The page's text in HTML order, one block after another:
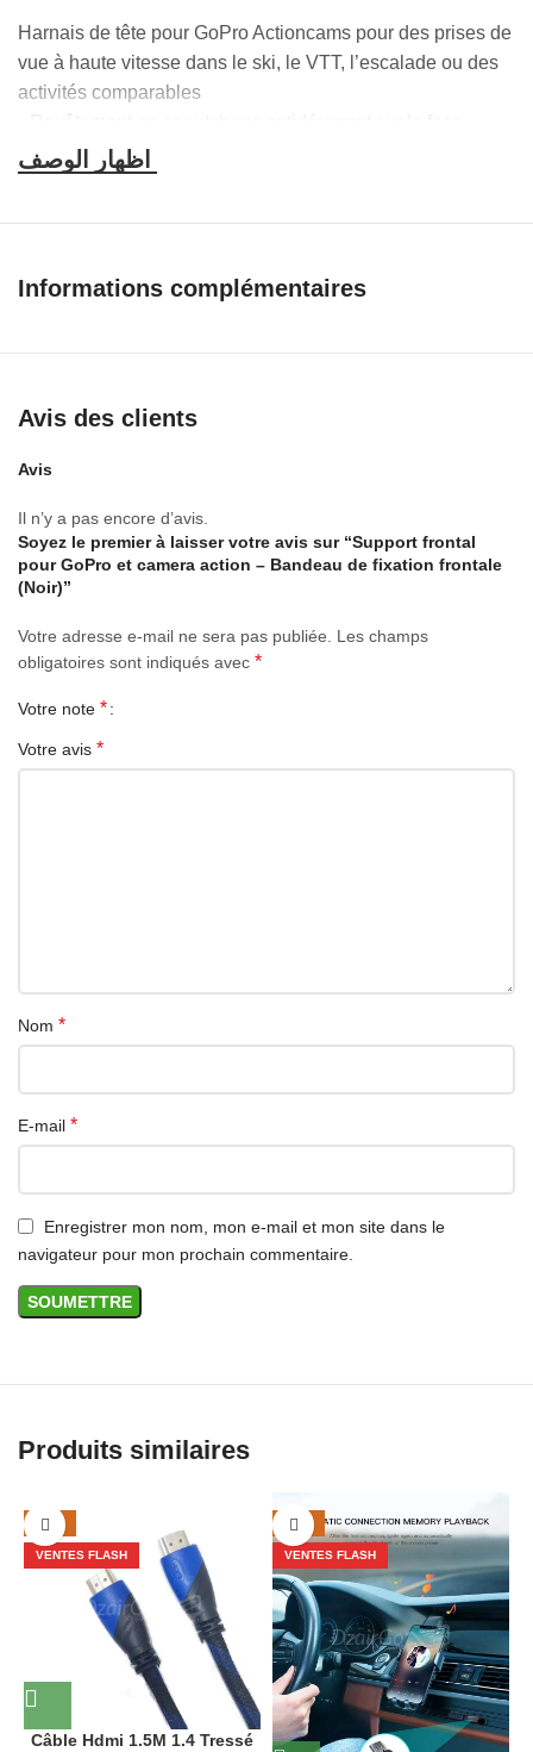
Harnais de tête pour GoPro Actioncams pour des prises de
vue à haute vitesse dans le ski, le VTT, l’escalade ou des
activités comparables
intérieure pour un excellent maintien
• Matériau extensible élastique
Filetage/raccord: GoPro; fixation: fixation par attaches; taille
Informations complémentaires
Avis des clients
Avis
Il n’y a pas encore d’avis.
Soyez le premier à laisser votre avis sur “Support frontal
pour GoPro et camera action – Bandeau de fixation frontale
(Noir)”
Votre adresse e-mail ne sera pas publiée.
Les champs
obligatoires sont indiqués avec *
Votre note *
Votre avis *
Nom *
E-mail *
Enregistrer mon nom, mon e-mail et mon site dans le
navigateur pour mon prochain commentaire.
Produits similaires
-33%
VENTES FLASH
Câble Hdmi 1.5M 1.4 Tressé
-38%
VENTES FLASH